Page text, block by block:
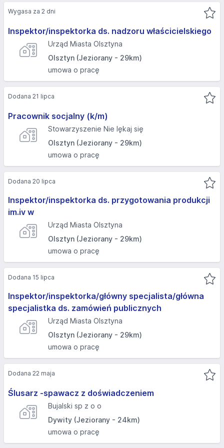
Inspektor/inspektorka ds. nadzoru właścicielskiego
Urząd Miasta Olsztyna
Olsztyn (Jeziorany - 29km)
umowa o pracę
Wygasa za 2 dni
Pracownik socjalny (k/m)
Stowarzyszenie Nie lękaj się
Olsztyn (Jeziorany - 29km)
umowa o pracę
Dodana 21 lipca
Inspektor/inspektorka ds. przygotowania produkcji
im.iv w
Urząd Miasta Olsztyna
Olsztyn (Jeziorany - 29km)
umowa o pracę
Dodana 20 lipca
Inspektor/inspektorka/główny specjalista/główna
specjalistka ds. zamówień publicznych
Urząd Miasta Olsztyna
Olsztyn (Jeziorany - 29km)
umowa o pracę
Dodana 15 lipca
Ślusarz -spawacz z doświadczeniem
Bujalski sp z o o
Dywity (Jeziorany - 24km)
umowa o pracę
Dodana 22 maja